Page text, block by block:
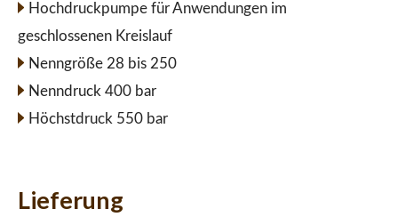
Hochdruckpumpe für Anwendungen im
geschlossenen Kreislauf
Nenngröße 28 bis 250
Nenndruck 400 bar
Höchstdruck 550 bar
Lieferung